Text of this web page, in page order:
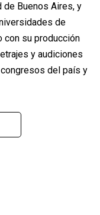
Buenos Aires, y
de
con su producción
y audiciones
del país y